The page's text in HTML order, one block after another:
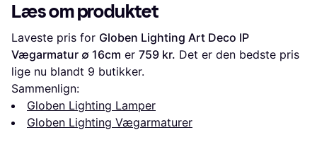
Læs om produktet
Laveste pris for Globen Lighting Art Deco IP
Vægarmatur ∅ 16cm er 759 kr. Det er den bedste pris
lige nu blandt 9 butikker.
Sammenlign:
Globen Lighting Lamper
Globen Lighting Vægarmaturer